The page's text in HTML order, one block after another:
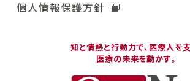
知と情熱と行動力で、医療人を支
医療の未来を動かす。
個人情報保護方針